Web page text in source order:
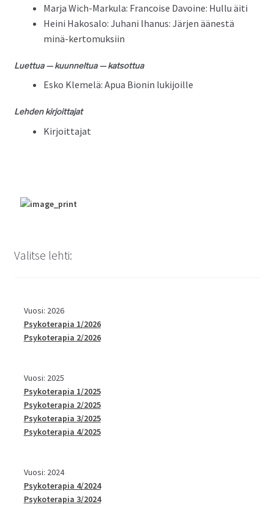
Mar­ja Wich-Marku­la: Fran­coise Davoine: Hul­lu äiti
Hei­ni Hakos­a­lo: Juhani lhanus: Jär­jen äänestä
minä-kertomuksiin
Luet­tua — kuun­nel­tua — katsottua
Esko Klemelä: Apua Bion­in lukijoille
Lehden kir­joit­ta­jat
Kir­joit­ta­jat
Valitse lehti:
Vuosi: 2026
Psykoterapia 1/2026
Psykoterapia 2/2026
Vuosi: 2025
Psykoterapia 1/2025
Psykoterapia 2/2025
Psykoterapia 3/2025
Psykoterapia 4/2025
Vuosi: 2024
Psykoterapia 4/2024
Psykoterapia 3/2024